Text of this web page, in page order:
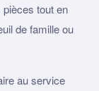
tout en
de famille ou
au service